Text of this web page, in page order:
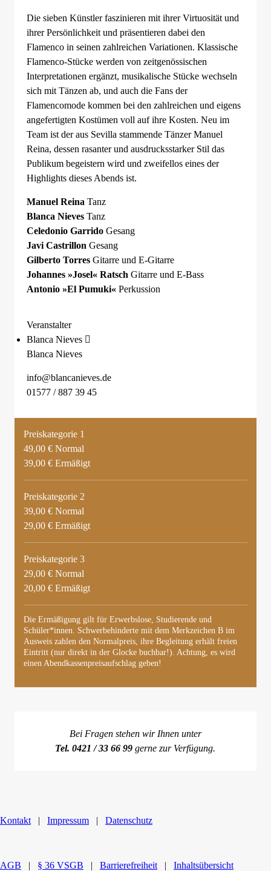
Die sieben Künstler faszinieren mit ihrer Virtuosität und
ihrer Persönlichkeit und präsentieren dabei den
Flamenco in seinen zahlreichen Variationen. Klassische
Flamenco-Stücke werden von zeitgenössischen
Interpretationen ergänzt, musikalische Stücke wechseln
sich mit Tänzen ab, und auch die Fans der
Flamencomode kommen bei den zahlreichen und eigens
angefertigten Kostümen voll auf ihre Kosten. Neu im
Team ist der aus Sevilla stammende Tänzer Manuel
Reina, dessen rasanter und ausdrucksstarker Stil das
Publikum begeistern wird und zweifellos eines der
Highlights dieses Abends ist.
Manuel Reina Tanz
Blanca Nieves Tanz
Celedonio Garrido Gesang
Javi Castrillon Gesang
Gilberto Torres Gitarre und E-Gitarre
Johannes »Josel« Ratsch Gitarre und E-Bass
Antonio »El Pumuki« Perkussion
Veranstalter
Blanca Nieves
Blanca Nieves
info@blancanieves.de
01577 / 887 39 45
Preiskategorie 1
49,00 € Normal
39,00 € Ermäßigt
Preiskategorie 2
39,00 € Normal
29,00 € Ermäßigt
Preiskategorie 3
29,00 € Normal
20,00 € Ermäßigt
Die Ermäßigung gilt für Erwerbslose, Studierende und
Schüler*innen. Schwerbehinderte mit dem Merkzeichen B im
Ausweis zahlen den Normalpreis, ihre Begleitung erhält freien
Eintritt (nur direkt in der Glocke buchbar!). Achtung, es wird
einen Abendkassenpreisaufschlag geben!
Bei Fragen stehen wir Ihnen unter
Tel. 0421 / 33 66 99gerne zur Verfügung.
Kontakt | Impressum | Datenschutz
AGB | § 36 VSGB | Barrierefreiheit | Inhaltsübersicht